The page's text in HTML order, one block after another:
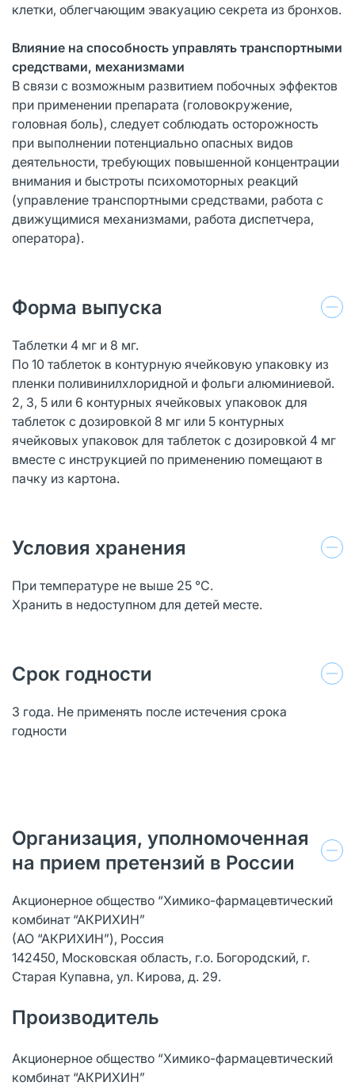
клетки, облегчающим эвакуацию секрета из бронхов.
Влияние на способность управлять транспортными
средствами, механизмами
В связи с возможным развитием побочных эффектов
при применении препарата (головокружение,
головная боль), следует соблюдать осторожность
при выполнении потенциально опасных видов
деятельности, требующих повышенной концентрации
внимания и быстроты психомоторных реакций
(управление транспортными средствами, работа с
движущимися механизмами, работа диспетчера,
оператора).
Форма выпуска
Таблетки 4 мг и 8 мг.
По 10 таблеток в контурную ячейковую упаковку из
пленки поливинилхлоридной и фольги алюминиевой.
2, 3, 5 или 6 контурных ячейковых упаковок для
таблеток с дозировкой 8 мг или 5 контурных
ячейковых упаковок для таблеток с дозировкой 4 мг
вместе с инструкцией по применению помещают в
пачку из картона.
Условия хранения
При температуре не выше 25 °С.
Хранить в недоступном для детей месте.
Срок годности
3 года. Не применять после истечения срока
годности
Организация, уполномоченная
на прием претензий в России
Акционерное общество “Химико-фармацевтический
комбинат “АКРИХИН”
(АО “АКРИХИН”), Россия
142450, Московская область, г.о. Богородский, г.
Старая Купавна, ул. Кирова, д. 29.
Производитель
Акционерное общество “Химико-фармацевтический
комбинат “АКРИХИН”